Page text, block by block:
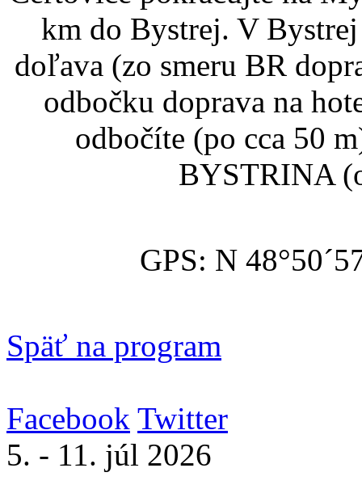
km do Bystrej. V
doľava (zo smeru BR
odbočku doprava na
odbočíte (po cca 50
BYSTRINA
GPS: N
Späť na program
Facebook Twitter
5. - 11. júl 2026